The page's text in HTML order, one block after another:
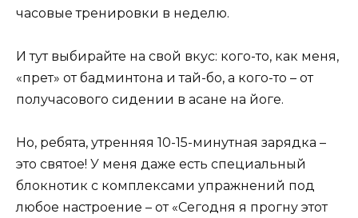
часовые тренировки в неделю.
И тут выбирайте на свой вкус: кого-то, как меня,
«прет» от бадминтона и тай-бо, а кого-то – от
получасового сидении в асане на йоге.
Но, ребята, утренняя 10-15-минутная зарядка –
это святое! У меня даже есть специальный
блокнотик с комплексами упражнений под
любое настроение – от «Сегодня я прогну этот